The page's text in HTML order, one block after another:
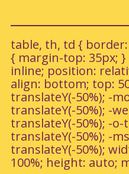
table, th, td {
{ margin-top: 35px;
inline; position:
align: bottom; top:
translateY(-50%); -
translateY(-50%); -
translateY(-50%); -
translateY(-50%); -
translateY(-50%);
100%; height: auto;